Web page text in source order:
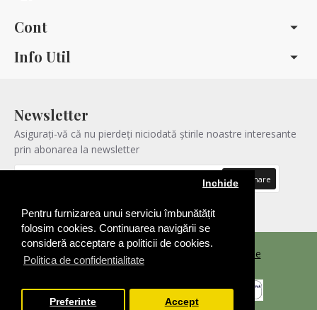
Pentru furnizarea unui serviciu îmbunătățit
folosim cookies. Continuarea navigării se
consideră acceptare a politicii de cookies.
Politica de confidentialitate
Inchide
Preferinte Accept
Cont
Info Util
Newsletter
Asigurați-vă că nu pierdeți niciodată știrile noastre interesante
prin abonarea la newsletter
Abonare
Am citit şi sunt de acord cu Politica de confidentialitatea
Copyright © 2021 | Realizare Magazin Online